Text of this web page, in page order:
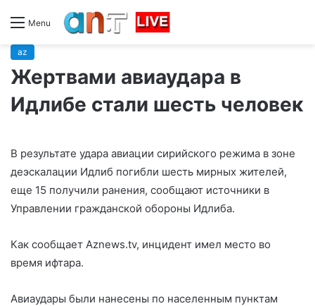
Menu
az
Жертвами авиаудара в
Идлибе стали шесть человек
В результате удара авиации сирийского режима в зоне
деэскалации Идлиб погибли шесть мирных жителей,
еще 15 получили ранения, сообщают источники в
Управлении гражданской обороны Идлиба.
Как сообщает Aznews.tv, инцидент имел место во
время ифтара.
Авиаудары были нанесены по населенным пунктам